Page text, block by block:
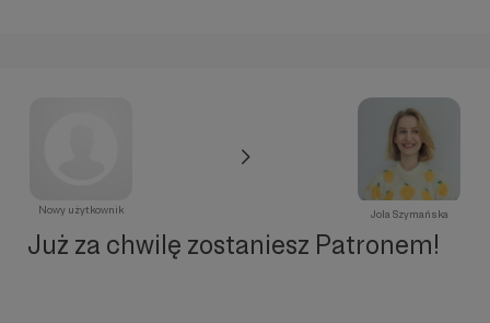
Nowy użytkownik Jola Szymańska
Już za chwilę zostaniesz Patronem!